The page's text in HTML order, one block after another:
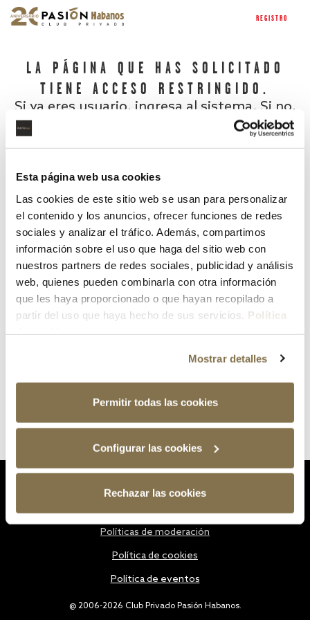
Esta página web usa cookies
Las cookies de este sitio web se usan para personalizar
el contenido y los anuncios, ofrecer funciones de redes
sociales y analizar el tráfico. Además, compartimos
información sobre el uso que haga del sitio web con
nuestros partners de redes sociales, publicidad y análisis
web, quienes pueden combinarla con otra información
que les haya proporcionado o que hayan recopilado a
partir del uso que haya hecho de sus servicios. Política
Mostrar detalles
Permitir todas las cookies
Configurar las cookies
Rechazar las cookies
REGISTRO
LA PÁGINA QUE HAS SOLICITADO
TIENE ACCESO RESTRINGIDO.
Si ya eres usuario, ingresa al sistema. Si no,
¿Has olvidado tu contraseña?
@ 2006-2026 Club Privado Pasión Habanos.
Políticas de moderación
Política de cookies
Política de eventos